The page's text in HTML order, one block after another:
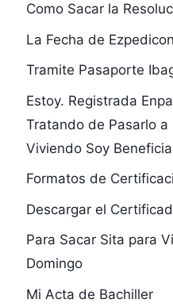
Como Sacar la
La Fecha de
Tramite Pasaporte
Estoy. Registrada
Tratando de Pasarlo a
Viviendo Soy
Formatos de
Descargar el
Para Sacar Sita para
Domingo
Mi Acta de Bachiller